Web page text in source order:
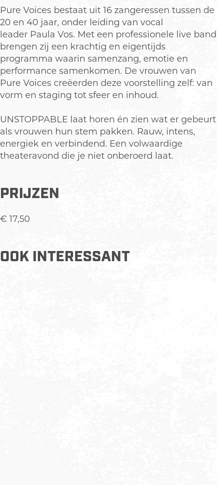
S
T
O
P
P
A
B
L
E
U
N
S
T
O
P
P
A
B
L
E
-
U
N
S
T
O
P
P
A
B
L
E
S
T
O
P
P
A
B
L
s
U
N
S
T
O
P
A
B
L
E
Pure Voices bestaat uit 16 zangeressen tussen de
20 en 40 jaar, onder leiding van vocal
leader Paula Vos. Met een professionele live band
brengen zij een krachtig en eigentijds
programma waarin samenzang, emotie en
performance samenkomen. De vrouwen van
Pure Voices creëerden deze voorstelling zelf: van
vorm en staging tot sfeer en inhoud.
UNSTOPPABLE laat horen én zien wat er gebeurt
als vrouwen hun stem pakken. Rauw, intens,
energiek en verbindend. Een volwaardige
theateravond die je niet onberoerd laat.
PRIJZEN
€ 17,50
OOK INTERESSANT